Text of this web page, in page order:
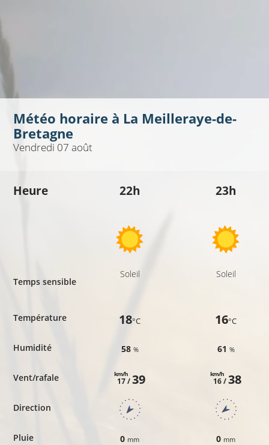
Météo horaire à La Meilleraye-de-
Bretagne
Vendredi 07 août
Heure
Temps sensible
Température
Humidité
Vent/rafale
Direction
Pluie
22h
Soleil
18°C
58 %
17 /
km/h 39
0 mm
23h
Soleil
16°C
61 %
16 /
km/h 38
0 mm